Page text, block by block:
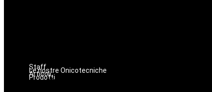
Staff
Le nostre Onicotecniche
Articoli
ProdottiOniconails